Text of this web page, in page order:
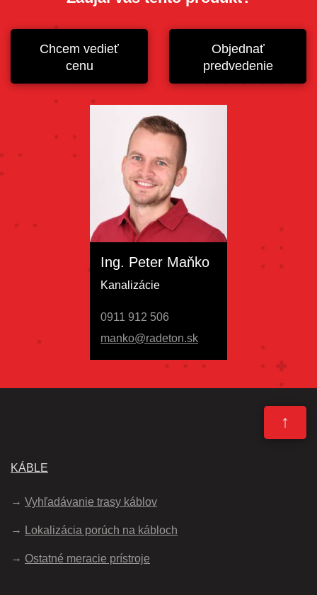
Chcem vedieť
cenu
Objednať
predvedenie
Ing. Peter Maňko
Kanalizácie
0911 912 506
manko@radeton.sk
↑
KÁBLE
Vyhľadávanie trasy káblov
Lokalizácia porúch na kábloch
Ostatné meracie prístroje